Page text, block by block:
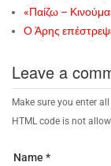
«Παίζω –
Ο Άρης
Leave a
Make sure you enter
HTML code is not
Name *